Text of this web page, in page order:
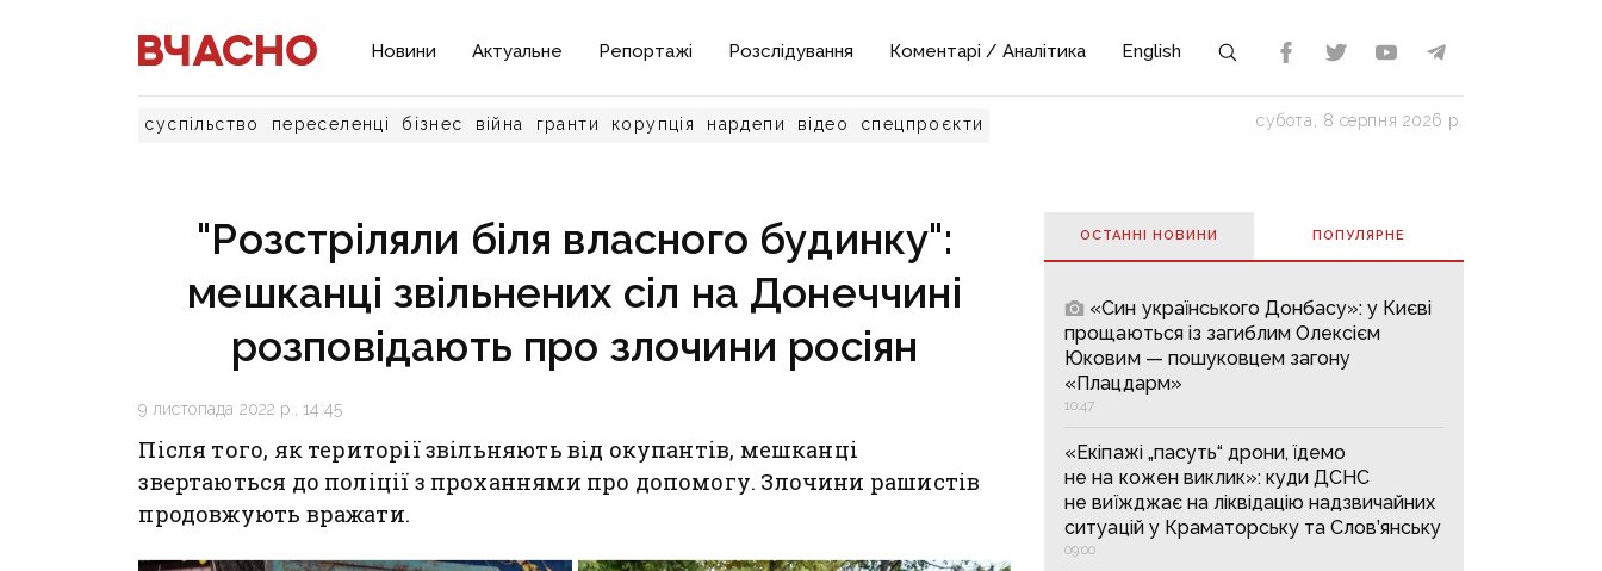
Новини Актуальне Репортажі Розслідування Коментарі / Аналітика English
суспільство переселенці бізнес війна гранти корупція нардепи відео спецпроєкти субота, 8 серпня 2026 р.
"Розстріляли біля власного будинку":
мешканці звільнених сіл на Донеччині
розповідають про злочини росіян
9 листопада 2022 р., 14:45
Після того, як території звільняють від окупантів, мешканці
звертаються до поліції з проханнями про допомогу. Злочини рашистів
продовжують вражати.
ОСТАННІ НОВИНИ ПОПУЛЯРНE
«Син українського Донбасу»: у Києві
прощаються із загиблим Олексієм
Юковим — пошуковцем загону
«Плацдарм»
10:47
«Екіпажі „пасуть“ дрони, їдемо
не на кожен виклик»: куди ДСНС
не виїжджає на ліквідацію надзвичайних
ситуацій у Краматорську та Слов’янську
09:00